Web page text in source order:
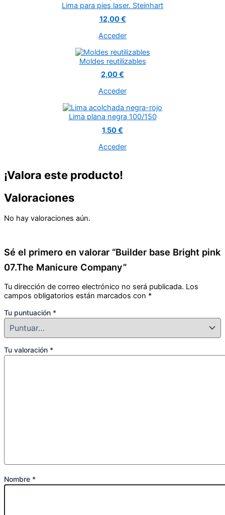
Lima para pies laser. Steinhart
12,00 €
Acceder
Moldes reutilizables
2,00 €
Acceder
Lima plana negra 100/150
1,50 €
Acceder
¡Valora este producto!
Valoraciones
No hay valoraciones aún.
Sé el primero en valorar “Builder base Bright pink
07.The Manicure Company”
Tu dirección de correo electrónico no será publicada. Los
campos obligatorios están marcados con *
Tu puntuación *
Tu valoración *
Nombre *